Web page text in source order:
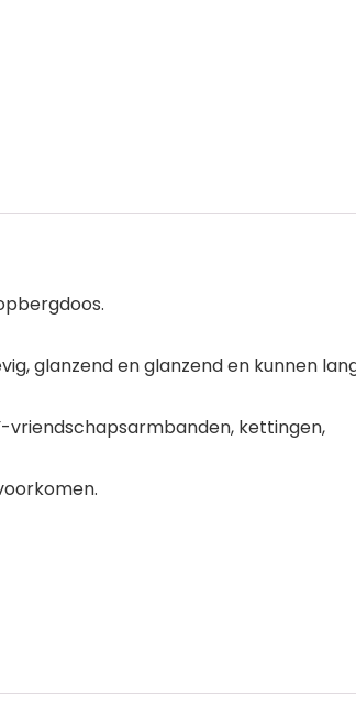
glanzend en glanzend en kunnen
vriendschapsarmbanden, kettingen,